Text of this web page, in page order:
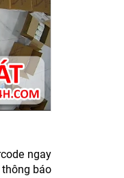
ngay
báo